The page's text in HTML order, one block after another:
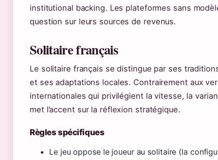
institutional backing. Les plateformes sans
question sur leurs sources de revenus.
Solitaire français
Le solitaire français se distingue par ses
et ses adaptations locales. Contrairement aux
internationales qui privilégient la vitesse, la
met l’accent sur la réflexion stratégique.
Règles spécifiques
Le jeu oppose le joueur au solitaire (la